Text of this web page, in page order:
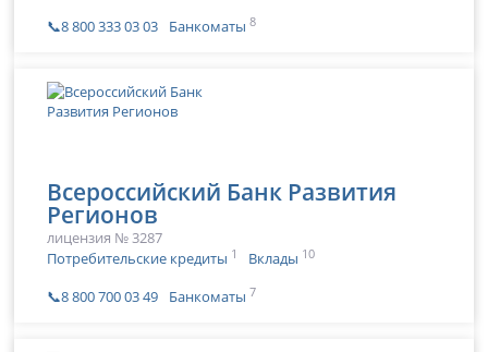
📞8 800 333 03 03 Банкоматы 8
Всероссийский Банк Развития
Регионов
лицензия № 3287
Потребительские кредиты 1 Вклады 10
📞8 800 700 03 49 Банкоматы 7